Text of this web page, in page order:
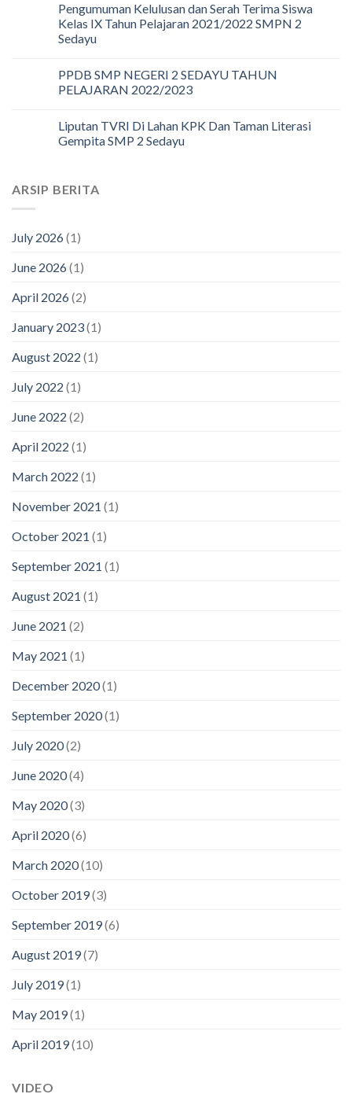
Pengumuman Kelulusan dan Serah Terima Siswa
Kelas IX Tahun Pelajaran 2021/2022 SMPN 2
Sedayu
PPDB SMP NEGERI 2 SEDAYU TAHUN
PELAJARAN 2022/2023
Liputan TVRI Di Lahan KPK Dan Taman Literasi
Gempita SMP 2 Sedayu
ARSIP BERITA
July 2026(1)
June 2026(1)
April 2026(2)
January 2023(1)
August 2022 (1)
July 2022 (1)
June 2022 (2)
April 2022 (1)
March 2022 (1)
November 2021 (1)
October 2021 (1)
September 2021 (1)
August 2021 (1)
June 2021 (2)
May 2021 (1)
December 2020(1)
September 2020(1)
July 2020(2)
June 2020(4)
May 2020(3)
April 2020(6)
March 2020(10)
October 2019(3)
September 2019(6)
August 2019(7)
July 2019(1)
May 2019(1)
April 2019(10)
VIDEO